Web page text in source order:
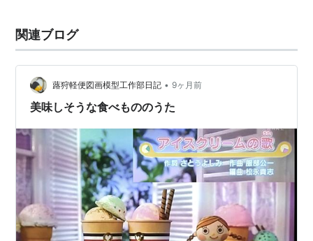
関連ブログ
蕗狩軽便図画模型工作部日記 • 9ヶ月前
美味しそうな食べもののうた